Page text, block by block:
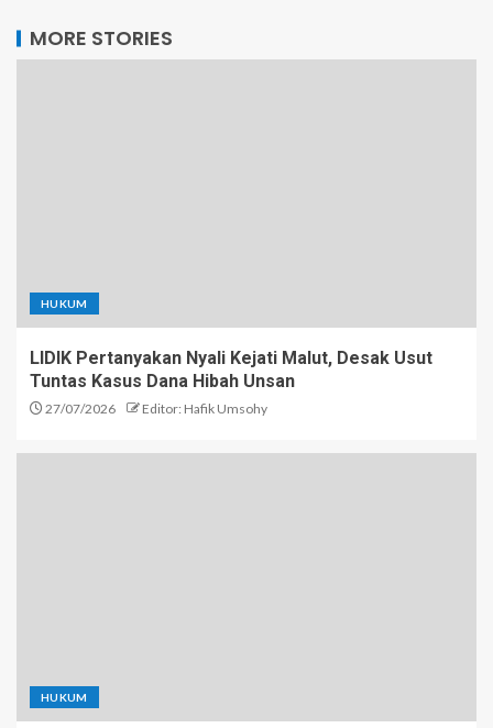
MORE STORIES
HUKUM
LIDIK Pertanyakan Nyali Kejati Malut, Desak Usut
Tuntas Kasus Dana Hibah Unsan
27/07/2026 Editor: Hafik Umsohy
HUKUM